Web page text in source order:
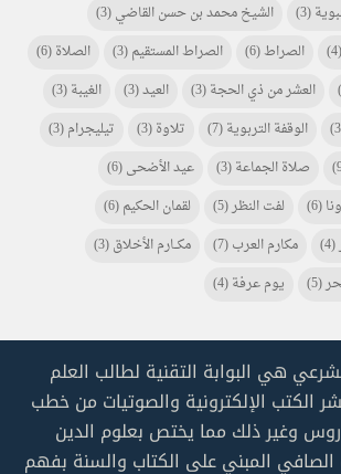
(3) الشيخ محمد بن حسن القاضي(3)
(4) الصراط(6) الصراط المستقيم(3) الصلاة(6)
العشر من ذي الحجة(3) العيد(3) الغيبة(3)
الوقفة التربوية(7) تلاوة(3) تيليجرام(3)
صلاة الجماعة(3) عيد الأضحى(6)
(6) لفت النظر(5) لقمان الحكيم(6)
(4) مكارم العرب(7) مكـــارم الأخلاق(3)
(5) يوم عرفة(4)
هي البوابة التقنية لطالب العلم
الكتب الإلكترونية والصوتيات من خطب
وغير ذلك مما يختص بعلوم الدين
الصافي المبني على الكتاب والسنة بفهم